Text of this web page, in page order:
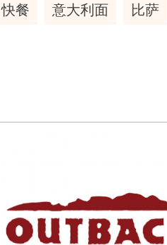
快餐 意大利面 比萨